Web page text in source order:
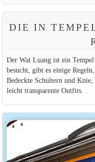
DIE IN
Der Wat Luang ist ein
besucht, gibt es einige
Bedeckte Schultern und
leicht transparente Outfits. .